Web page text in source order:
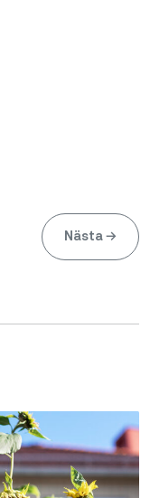
Nästa →